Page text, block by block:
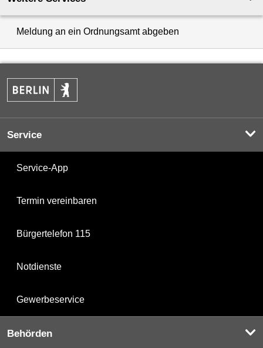
Meldung an ein Ordnungsamt abgeben
Service
Service-App
Termin vereinbaren
Bürgertelefon 115
Notdienste
Gewerbeservice
Behörden